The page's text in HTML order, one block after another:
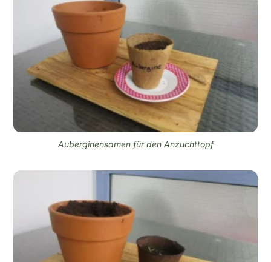
Auberginensamen für den Anzuchttopf